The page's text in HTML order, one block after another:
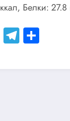
Белки:
VKTelegram